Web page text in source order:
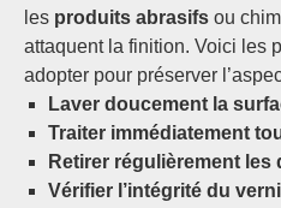
les produits abrasifs ou
attaquent la finition. Voici les
adopter pour préserver
Laver doucement la
Traiter immédiatement
Retirer régulièrement les
Vérifier l’intégrité du